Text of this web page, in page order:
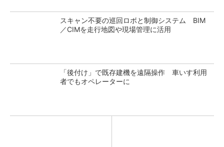
スキャン不要の巡回ロボと制御システム BIM
／CIMを走行地図や現場管理に活用
「後付け」で既存建機を遠隔操作 車いす利用
者でもオペレーターに